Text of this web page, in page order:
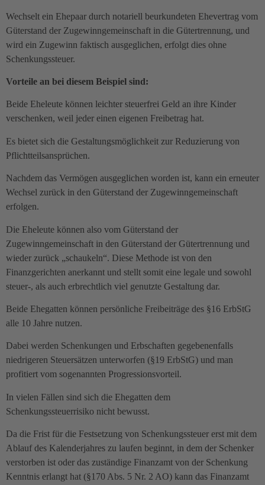
Wechselt ein Ehepaar durch notariell beurkundeten Ehevertrag vom
Güterstand der Zugewinngemeinschaft in die Gütertrennung, und
wird ein Zugewinn faktisch ausgeglichen, erfolgt dies ohne
Schenkungssteuer.
Vorteile an bei diesem Beispiel sind:
Beide Eheleute können leichter steuerfrei Geld an ihre Kinder
verschenken, weil jeder einen eigenen Freibetrag hat.
Es bietet sich die Gestaltungsmöglichkeit zur Reduzierung von
Pflichtteilsansprüchen.
Nachdem das Vermögen ausgeglichen worden ist, kann ein erneuter
Wechsel zurück in den Güterstand der Zugewinngemeinschaft
erfolgen.
Die Eheleute können also vom Güterstand der
Zugewinngemeinschaft in den Güterstand der Gütertrennung und
wieder zurück „schaukeln“. Diese Methode ist von den
Finanzgerichten anerkannt und stellt somit eine legale und sowohl
steuer-, als auch erbrechtlich viel genutzte Gestaltung dar.
Beide Ehegatten können persönliche Freibeiträge des §16 ErbStG
alle 10 Jahre nutzen.
Dabei werden Schenkungen und Erbschaften gegebenenfalls
niedrigeren Steuersätzen unterworfen (§19 ErbStG) und man
profitiert vom sogenannten Progressionsvorteil.
In vielen Fällen sind sich die Ehegatten dem
Schenkungssteuerrisiko nicht bewusst.
Da die Frist für die Festsetzung von Schenkungssteuer erst mit dem
Ablauf des Kalenderjahres zu laufen beginnt, in dem der Schenker
verstorben ist oder das zuständige Finanzamt von der Schenkung
Kenntnis erlangt hat (§170 Abs. 5 Nr. 2 AO) kann das Finanzamt